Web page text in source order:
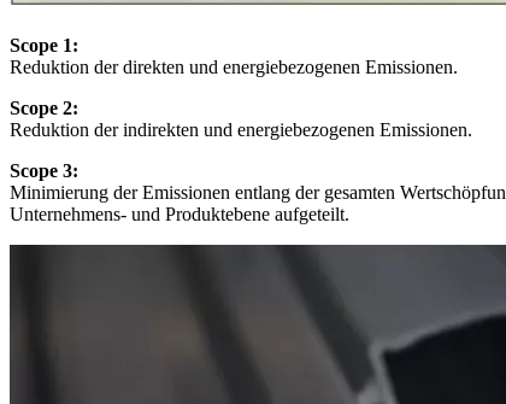
Scope 1:
Reduktion der direkten und energiebezogenen Emissionen.
Scope 2:
Reduktion der indirekten und energiebezogenen Emissionen.
Scope 3:
Minimierung der Emissionen entlang der gesamten
Unternehmens- und Produktebene aufgeteilt.